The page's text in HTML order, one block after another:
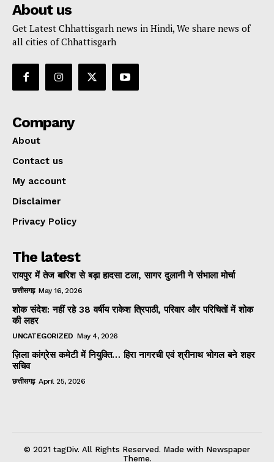
About us
Get Latest Chhattisgarh news in Hindi, We share news of
all cities of Chhattisgarh
Company
About
Contact us
My account
Disclaimer
Privacy Policy
The latest
रायपुर में तेज बारिश से बड़ा हादसा टला, सागर दुलानी ने संभाला मोर्चा
छत्तीसगढ़ May 16, 2026
शोक संदेश: नहीं रहे 38 वर्षीय राकेश त्रिपाठी, परिवार और परिचितों में शोक
की लहर
UNCATEGORIZED May 4, 2026
ज़िला कांग्रेस कमेटी में नियुक्ति… हिरा नागरची एवं श्रीनाथ भोगल बने शहर
सचिव
छत्तीसगढ़ April 25, 2026
© 2021 tagDiv. All Rights Reserved. Made with Newspaper
Theme.